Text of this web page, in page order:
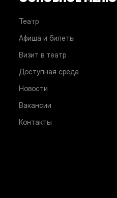
Театр
Афиша и билеты
Визит в театр
Доступная среда
Новости
Вакансии
Контакты